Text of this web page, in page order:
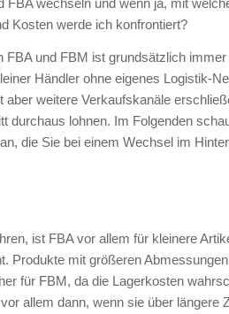
FBA wechseln und wenn ja, mit
Kosten werde ich konfrontiert?
FBA und FBM ist grundsätzlich
Händler ohne eigenes Logistik-
aber weitere Verkaufskanäle
durchaus lohnen. Im Folgenden
die Sie bei einem Wechsel im
ist FBA vor allem für kleinere
Produkte mit größeren
für FBM, da die Lagerkosten
allem dann, wenn sie über längere